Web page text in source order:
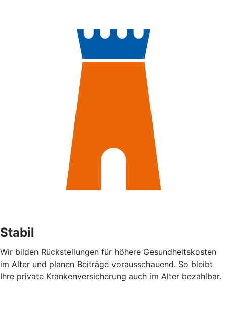
Stabil
Wir bilden Rückstellungen für höhere Gesundheitskosten
im Alter und planen Beiträge vorausschauend. So bleibt
Ihre private Krankenversicherung auch im Alter bezahlbar.